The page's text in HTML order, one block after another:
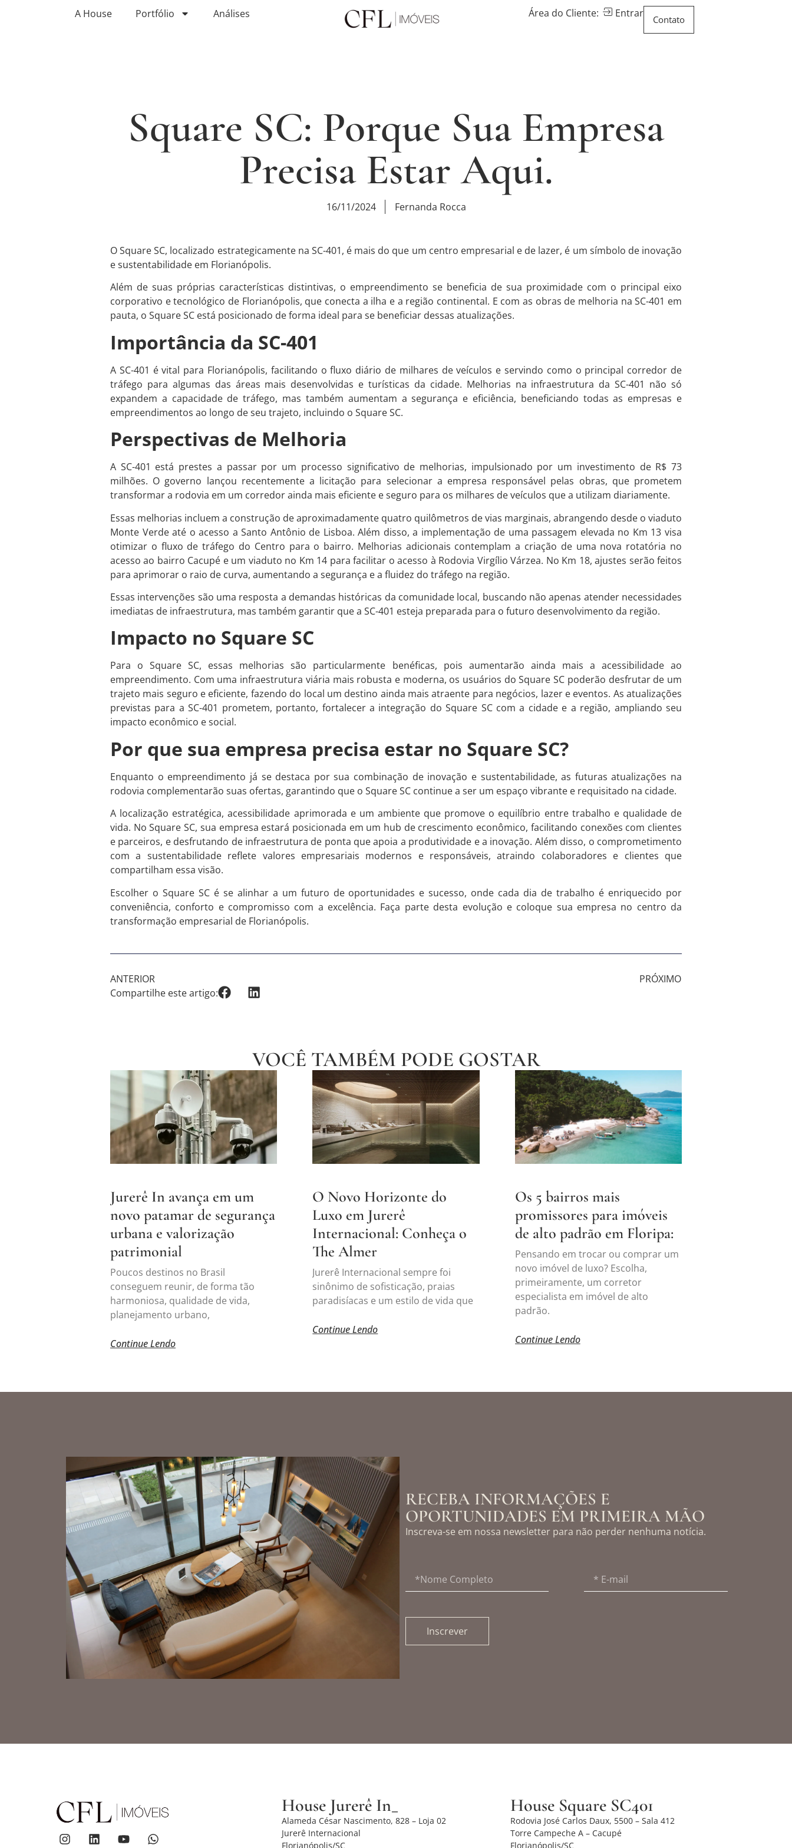
A House Portfólio Análises Área do Cliente: Entrar Contato
Square SC: Porque Sua Empresa
Precisa Estar Aqui.
16/11/2024 Fernanda Rocca
O Square SC, localizado estrategicamente na SC-401, é mais do que um centro empresarial e de lazer, é um símbolo de inovação
e sustentabilidade em Florianópolis.
Além de suas próprias características distintivas, o empreendimento se beneficia de sua proximidade com o principal eixo
corporativo e tecnológico de Florianópolis, que conecta a ilha e a região continental. E com as obras de melhoria na SC-401 em
pauta, o Square SC está posicionado de forma ideal para se beneficiar dessas atualizações.
Importância da SC-401
A SC-401 é vital para Florianópolis, facilitando o fluxo diário de milhares de veículos e servindo como o principal corredor de
tráfego para algumas das áreas mais desenvolvidas e turísticas da cidade. Melhorias na infraestrutura da SC-401 não só
expandem a capacidade de tráfego, mas também aumentam a segurança e eficiência, beneficiando todas as empresas e
empreendimentos ao longo de seu trajeto, incluindo o Square SC.
Perspectivas de Melhoria
A SC-401 está prestes a passar por um processo significativo de melhorias, impulsionado por um investimento de R$ 73
milhões. O governo lançou recentemente a licitação para selecionar a empresa responsável pelas obras, que prometem
transformar a rodovia em um corredor ainda mais eficiente e seguro para os milhares de veículos que a utilizam diariamente.
Essas melhorias incluem a construção de aproximadamente quatro quilômetros de vias marginais, abrangendo desde o viaduto
Monte Verde até o acesso a Santo Antônio de Lisboa. Além disso, a implementação de uma passagem elevada no Km 13 visa
otimizar o fluxo de tráfego do Centro para o bairro. Melhorias adicionais contemplam a criação de uma nova rotatória no
acesso ao bairro Cacupé e um viaduto no Km 14 para facilitar o acesso à Rodovia Virgílio Várzea. No Km 18, ajustes serão feitos
para aprimorar o raio de curva, aumentando a segurança e a fluidez do tráfego na região.
Essas intervenções são uma resposta a demandas históricas da comunidade local, buscando não apenas atender necessidades
imediatas de infraestrutura, mas também garantir que a SC-401 esteja preparada para o futuro desenvolvimento da região.
Impacto no Square SC
Para o Square SC, essas melhorias são particularmente benéficas, pois aumentarão ainda mais a acessibilidade ao
empreendimento. Com uma infraestrutura viária mais robusta e moderna, os usuários do Square SC poderão desfrutar de um
trajeto mais seguro e eficiente, fazendo do local um destino ainda mais atraente para negócios, lazer e eventos. As atualizações
previstas para a SC-401 prometem, portanto, fortalecer a integração do Square SC com a cidade e a região, ampliando seu
impacto econômico e social.
Por que sua empresa precisa estar no Square SC?
Enquanto o empreendimento já se destaca por sua combinação de inovação e sustentabilidade, as futuras atualizações na
rodovia complementarão suas ofertas, garantindo que o Square SC continue a ser um espaço vibrante e requisitado na cidade.
A localização estratégica, acessibilidade aprimorada e um ambiente que promove o equilíbrio entre trabalho e qualidade de
vida. No Square SC, sua empresa estará posicionada em um hub de crescimento econômico, facilitando conexões com clientes
e parceiros, e desfrutando de infraestrutura de ponta que apoia a produtividade e a inovação. Além disso, o comprometimento
com a sustentabilidade reflete valores empresariais modernos e responsáveis, atraindo colaboradores e clientes que
compartilham essa visão.
Escolher o Square SC é se alinhar a um futuro de oportunidades e sucesso, onde cada dia de trabalho é enriquecido por
conveniência, conforto e compromisso com a excelência. Faça parte desta evolução e coloque sua empresa no centro da
transformação empresarial de Florianópolis.
ANTERIOR
PRÓXIMO
Compartilhe este artigo:
VOCÊ TAMBÉM PODE GOSTAR
Jurerê In avança em um
novo patamar de segurança
urbana e valorização
patrimonial
Poucos destinos no Brasil
conseguem reunir, de forma tão
harmoniosa, qualidade de vida,
planejamento urbano,
Continue Lendo
O Novo Horizonte do
Luxo em Jurerê
Internacional: Conheça o
The Almer
Jurerê Internacional sempre foi
sinônimo de sofisticação, praias
paradisíacas e um estilo de vida que
Continue Lendo
Os 5 bairros mais
promissores para imóveis
de alto padrão em Floripa:
Pensando em trocar ou comprar um
novo imóvel de luxo? Escolha,
primeiramente, um corretor
especialista em imóvel de alto
padrão.
Continue Lendo
RECEBA INFORMAÇÕES E
OPORTUNIDADES EM PRIMEIRA MÃO
Inscreva-se em nossa newsletter para não perder nenhuma notícia.
Inscrever
House Jurerê In_
Alameda César Nascimento, 828 – Loja 02
Jurerê Internacional
Florianópolis/SC
House Square SC401
Rodovia José Carlos Daux, 5500 – Sala 412
Torre Campeche A – Cacupé
Florianópolis/SC